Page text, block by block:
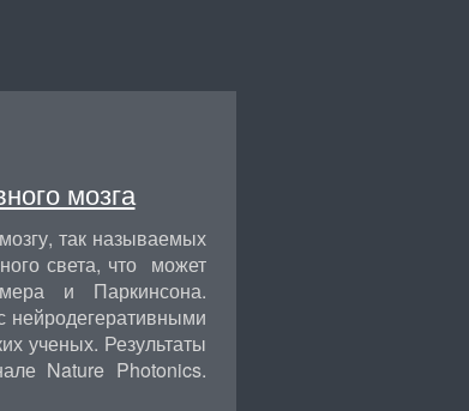
мозга
так называемых
света, что может
и Паркинсона.
нейродегеративными
ученых. Результаты
Nature Photonics.